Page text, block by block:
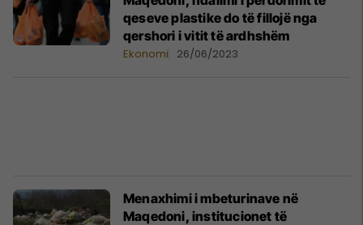
qeseve plastike do të fillojë nga
qershori i vitit të ardhshëm
Ekonomi 26/06/2023
Menaxhimi i mbeturinave në
Maqedoni, institucionet të